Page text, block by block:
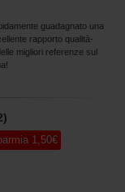
guadagnato una
rapporto qualità-
migliori referenze sul
1 ,50€